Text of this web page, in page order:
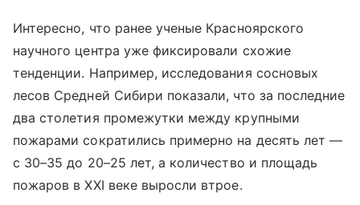
Интересно, что ранее ученые Красноярского
научного центра уже фиксировали схожие
тенденции. Например, исследования сосновых
лесов Средней Сибири показали, что за последние
два столетия промежутки между крупными
пожарами сократились примерно на десять лет —
с 30–35 до 20–25 лет, а количество и площадь
пожаров в XXI веке выросли втрое.